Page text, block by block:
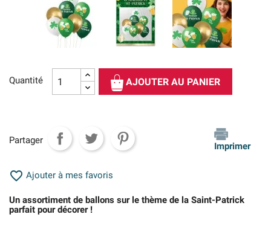
Quantité AJOUTER AU PANIER
Partager
Imprimer
 Ajouter à mes favoris
Un assortiment de ballons sur le thème de la Saint-Patrick
parfait pour décorer !